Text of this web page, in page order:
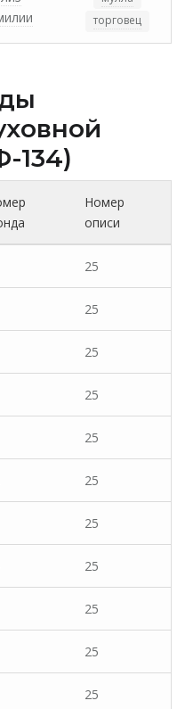
торговец
134)
Номер
описи
25
25
25
25
25
25
25
25
25
25
25